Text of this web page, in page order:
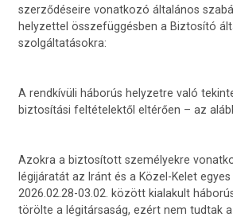
szerződéseire vonatkozó általános
helyzettel összefüggésben a Biztosító
szolgáltatásokra:
A rendkívüli háborús helyzetre való
biztosítási feltételektől eltérően – az
Azokra a biztosított személyekre
légijáratát az Iránt és a Közel-Kelet
2026.02.28-03.02. között kialakult
törölte a légitársaság, ezért nem tudtak